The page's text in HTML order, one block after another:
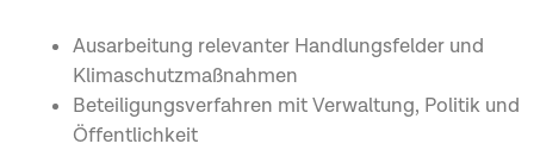
Ausarbeitung relevanter Handlungsfelder und
Klimaschutzmaßnahmen
Beteiligungsverfahren mit Verwaltung, Politik und
Öffentlichkeit